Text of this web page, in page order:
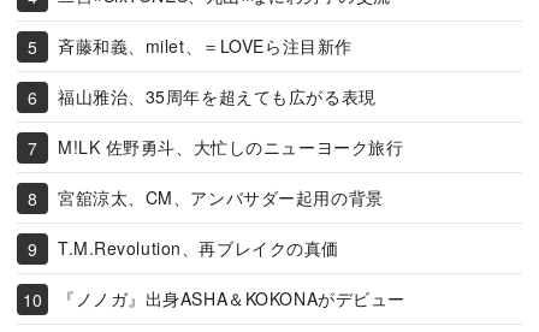
斉藤和義、milet、＝LOVEら注目新作
福山雅治、35周年を超えても広がる表現
M!LK 佐野勇斗、大忙しのニューヨーク旅行
宮舘涼太、CM、アンバサダー起用の背景
T.M.Revolution、再ブレイクの真価
『ノノガ』出身ASHA＆KOKONAがデビュー